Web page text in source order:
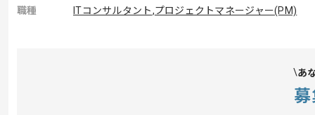
職種
ITコンサルタント,プロジェクトマネージャー(PM)
あ